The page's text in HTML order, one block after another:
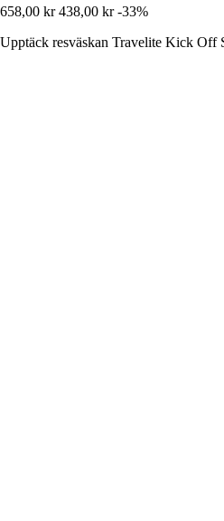
658,00 kr 438,00 kr -33%
Upptäck resväskan Travelite Kick Off